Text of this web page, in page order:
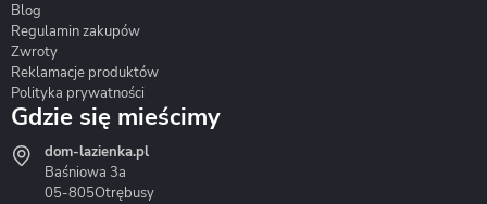
Hydrostop
Blog
Regulamin zakupów
Zwroty
Reklamacje produktów
Polityka prywatności
Gdzie się mieścimy
dom-lazienka.pl
Baśniowa 3a
05-805Otrębusy